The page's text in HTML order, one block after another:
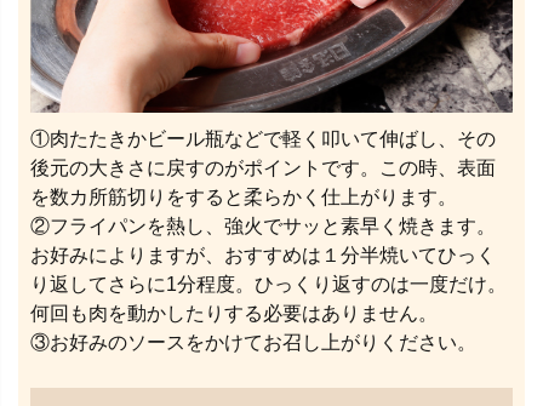
①肉たたきかビール瓶などで軽く叩いて伸ばし、その
後元の大きさに戻すのがポイントです。この時、表面
を数カ所筋切りをすると柔らかく仕上がります。
②フライパンを熱し、強火でサッと素早く焼きます。
お好みによりますが、おすすめは１分半焼いてひっく
り返してさらに1分程度。ひっくり返すのは一度だけ。
何回も肉を動かしたりする必要はありません。
③お好みのソースをかけてお召し上がりください。